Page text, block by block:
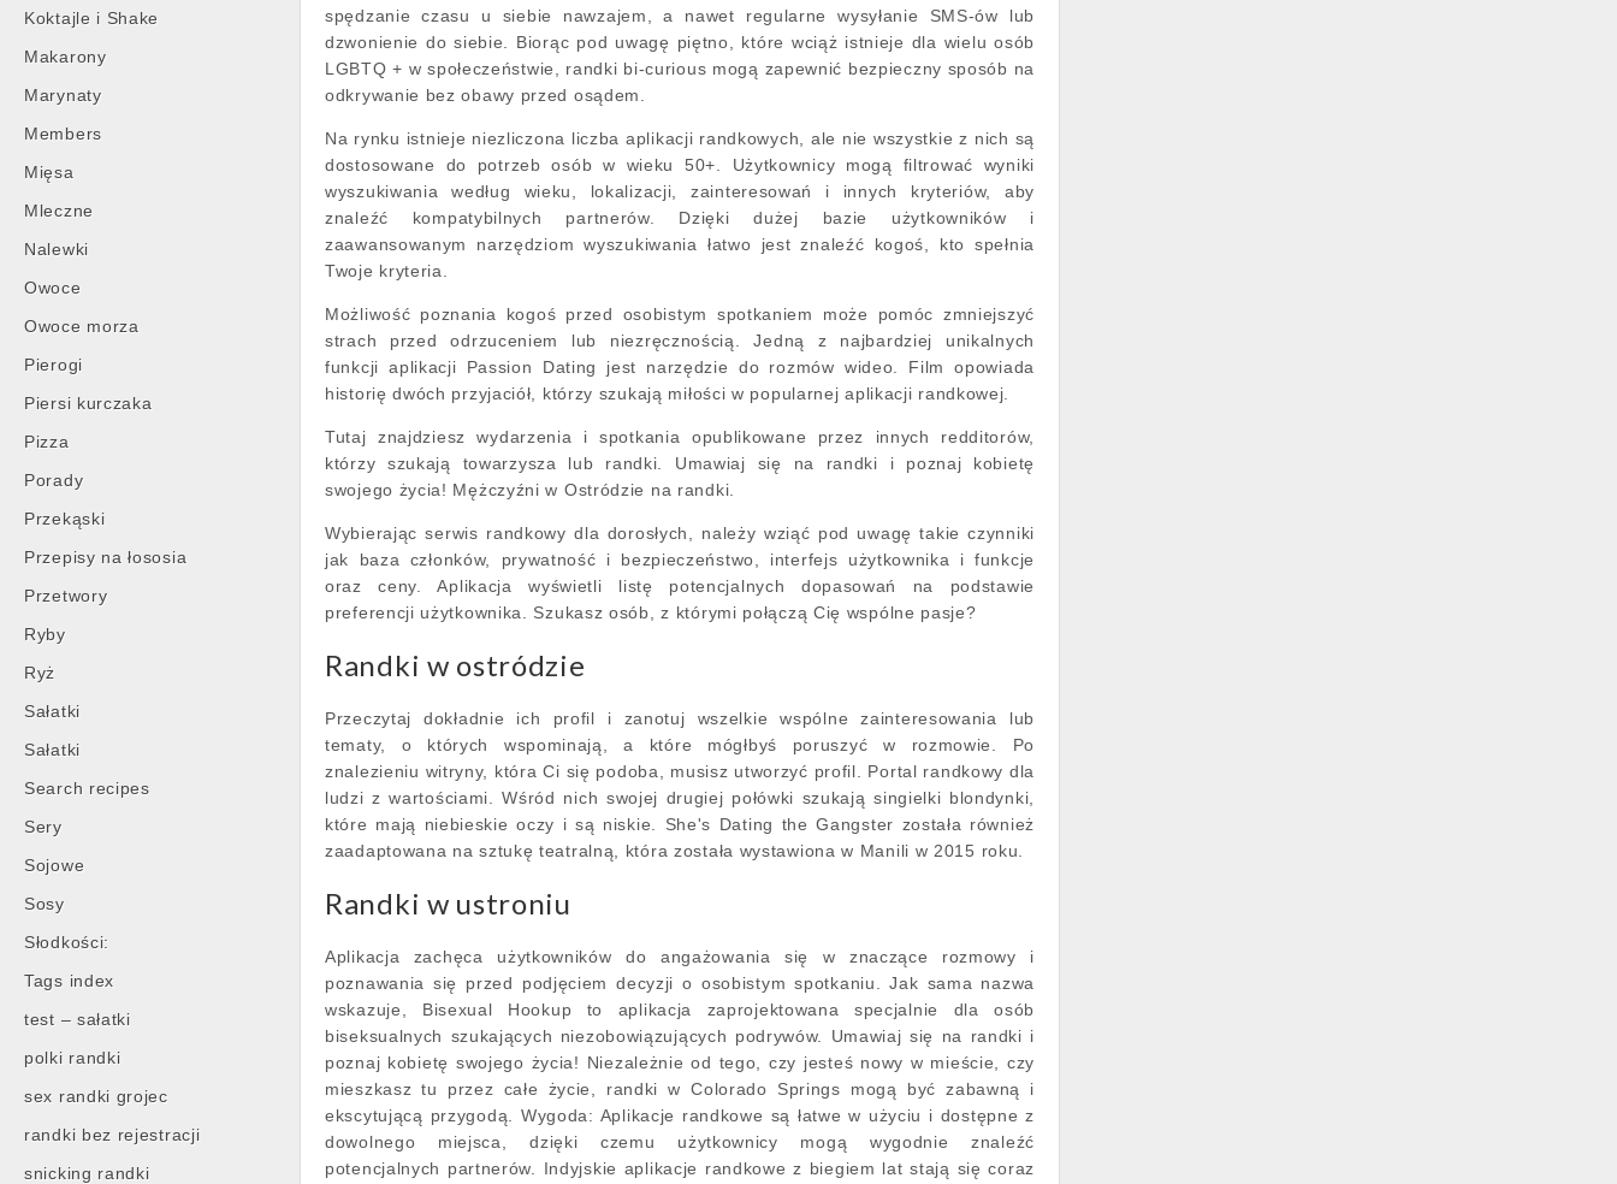
Koktajle i Shake
Makarony
Marynaty
Members
Mięsa
Mleczne
Nalewki
Owoce
Owoce morza
Pierogi
Piersi kurczaka
Pizza
Porady
Przekąski
Przepisy na łososia
Przetwory
Ryby
Ryż
Sałatki
Sałatki
Search recipes
Sery
Sojowe
Sosy
Słodkości:
Tags index
test – sałatki
polki randki
sex randki grojec
randki bez rejestracji
snicking randki
spędzanie czasu u siebie nawzajem, a nawet regularne wysyłanie SMS-ów lub
dzwonienie do siebie. Biorąc pod uwagę piętno, które wciąż istnieje dla wielu osób
LGBTQ + w społeczeństwie, randki bi-curious mogą zapewnić bezpieczny sposób na
odkrywanie bez obawy przed osądem.
Na rynku istnieje niezliczona liczba aplikacji randkowych, ale nie wszystkie z nich są
dostosowane do potrzeb osób w wieku 50+. Użytkownicy mogą filtrować wyniki
wyszukiwania według wieku, lokalizacji, zainteresowań i innych kryteriów, aby
znaleźć kompatybilnych partnerów. Dzięki dużej bazie użytkowników i
zaawansowanym narzędziom wyszukiwania łatwo jest znaleźć kogoś, kto spełnia
Twoje kryteria.
Możliwość poznania kogoś przed osobistym spotkaniem może pomóc zmniejszyć
strach przed odrzuceniem lub niezręcznością. Jedną z najbardziej unikalnych
funkcji aplikacji Passion Dating jest narzędzie do rozmów wideo. Film opowiada
historię dwóch przyjaciół, którzy szukają miłości w popularnej aplikacji randkowej.
Tutaj znajdziesz wydarzenia i spotkania opublikowane przez innych redditorów,
którzy szukają towarzysza lub randki. Umawiaj się na randki i poznaj kobietę
swojego życia! Mężczyźni w Ostródzie na randki.
Wybierając serwis randkowy dla dorosłych, należy wziąć pod uwagę takie czynniki
jak baza członków, prywatność i bezpieczeństwo, interfejs użytkownika i funkcje
oraz ceny. Aplikacja wyświetli listę potencjalnych dopasowań na podstawie
preferencji użytkownika. Szukasz osób, z którymi połączą Cię wspólne pasje?
Randki w ostródzie
Przeczytaj dokładnie ich profil i zanotuj wszelkie wspólne zainteresowania lub
tematy, o których wspominają, a które mógłbyś poruszyć w rozmowie. Po
znalezieniu witryny, która Ci się podoba, musisz utworzyć profil. Portal randkowy dla
ludzi z wartościami. Wśród nich swojej drugiej połówki szukają singielki blondynki,
które mają niebieskie oczy i są niskie. She's Dating the Gangster została również
zaadaptowana na sztukę teatralną, która została wystawiona w Manili w 2015 roku.
Randki w ustroniu
Aplikacja zachęca użytkowników do angażowania się w znaczące rozmowy i
poznawania się przed podjęciem decyzji o osobistym spotkaniu. Jak sama nazwa
wskazuje, Bisexual Hookup to aplikacja zaprojektowana specjalnie dla osób
biseksualnych szukających niezobowiązujących podrywów. Umawiaj się na randki i
poznaj kobietę swojego życia! Niezależnie od tego, czy jesteś nowy w mieście, czy
mieszkasz tu przez całe życie, randki w Colorado Springs mogą być zabawną i
ekscytującą przygodą. Wygoda: Aplikacje randkowe są łatwe w użyciu i dostępne z
dowolnego miejsca, dzięki czemu użytkownicy mogą wygodnie znaleźć
potencjalnych partnerów. Indyjskie aplikacje randkowe z biegiem lat stają się coraz